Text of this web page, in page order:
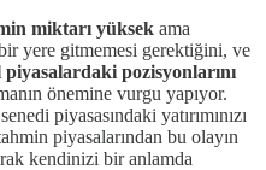
miktarı yüksek ama
yere gitmemesi gerektiğini, ve
piyasalardaki pozisyonlarını
önemine vurgu yapıyor.
piyasasındaki yatırımınızı
piyasalarından bu olayın
kendinizi bir anlamda